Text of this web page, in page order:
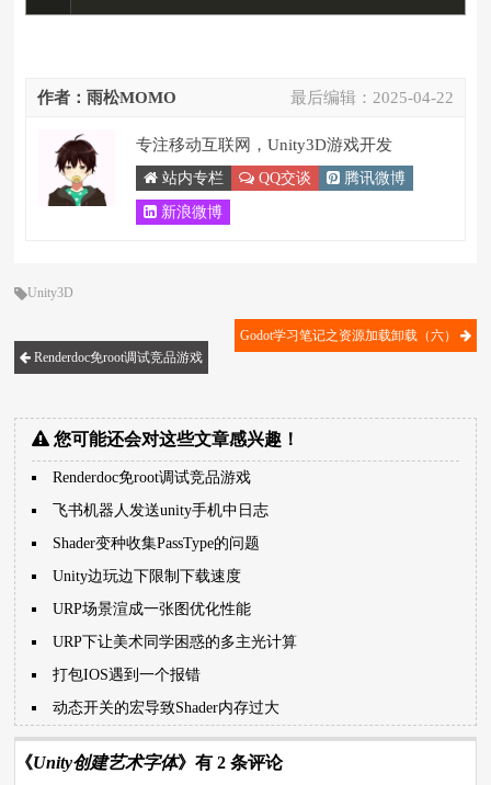
最后编辑： 2025-04-22
作者：雨松MOMO
专注移动互联网，Unity3D游戏开发
站内专栏 QQ交谈 腾讯微博
新浪微博
Unity3D
Renderdoc免root调试竞品游戏
Godot学习笔记之资源加载卸载（六）
您可能还会对这些文章感兴趣！
Renderdoc免root调试竞品游戏
飞书机器人发送unity手机中日志
Shader变种收集PassType的问题
Unity边玩边下限制下载速度
URP场景渲成一张图优化性能
URP下让美术同学困惑的多主光计算
打包IOS遇到一个报错
动态开关的宏导致Shader内存过大
《Unity创建艺术字体》有 2 条评论